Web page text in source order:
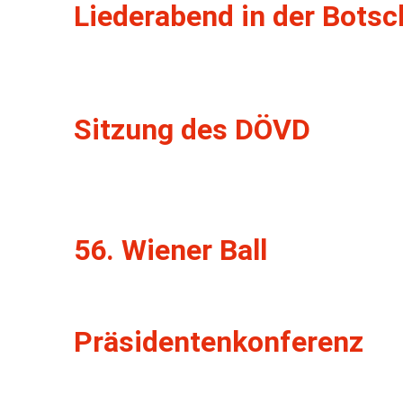
Liederabend in der
Sitzung des DÖVD
56. Wiener Ball
Präsidentenkonferenz